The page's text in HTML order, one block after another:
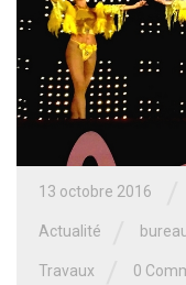
13 octobre 2016
Actualité
Travaux 0